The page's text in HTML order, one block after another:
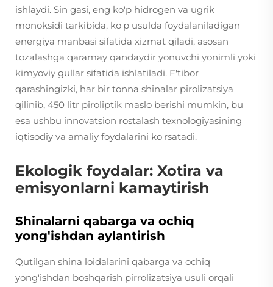
ishlaydi. Sin gasi, eng ko'p hidrogen va ugrik
monoksidi tarkibida, ko'p usulda foydalaniladigan
energiya manbasi sifatida xizmat qiladi, asosan
tozalashga qaramay qandaydir yonuvchi yonimli yoki
kimyoviy gullar sifatida ishlatiladi. E'tibor
qarashingizki, har bir tonna shinalar pirolizatsiya
qilinib, 450 litr piroliptik maslo berishi mumkin, bu
esa ushbu innovatsion rostalash texnologiyasining
iqtisodiy va amaliy foydalarini ko'rsatadi.
Ekologik foydalar: Xotira va
emisyonlarni kamaytirish
Shinalarni qabarga va ochiq
yong'ishdan aylantirish
Qutilgan shina loidalarini qabarga va ochiq
yong'ishdan boshqarish pirrolizatsiya usuli orqali